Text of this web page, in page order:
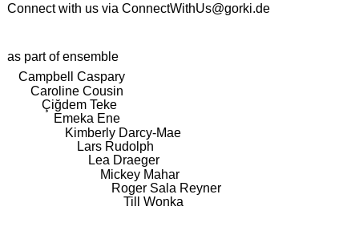
Connect with us via ConnectWithUs@gorki.de
as part of ensemble
Campbell Caspary
Caroline Cousin
Çiğdem Teke
Emeka Ene
Kimberly Darcy-Mae
Lars Rudolph
Lea Draeger
Mickey Mahar
Roger Sala Reyner
Till Wonka